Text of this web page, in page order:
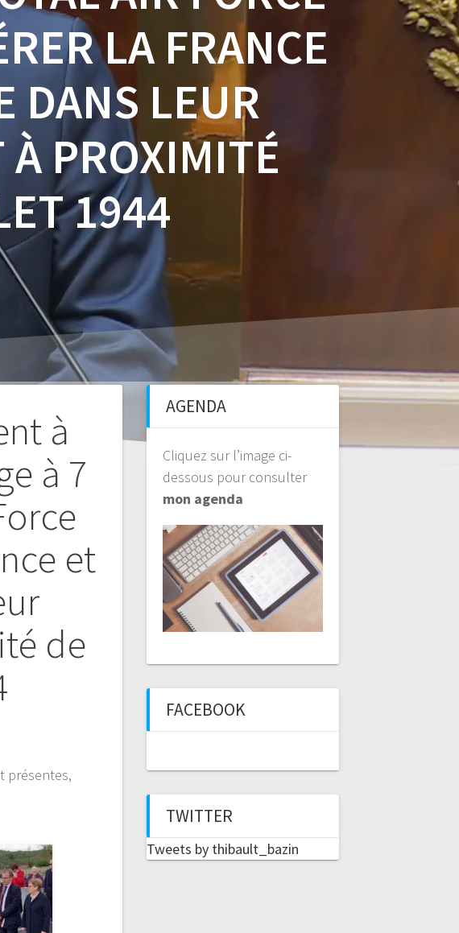
LA FRANCE
DANS LEUR
À PROXIMITÉ
1944
à
à 7
et
de
présentes,
AGENDA
Cliquez sur l’image ci-
dessous pour consulter
mon agenda
FACEBOOK
TWITTER
Tweets by thibault_bazin